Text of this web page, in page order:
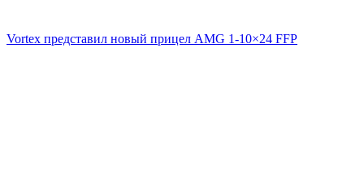
Vortex представил новый прицел AMG 1-10×24 FFP